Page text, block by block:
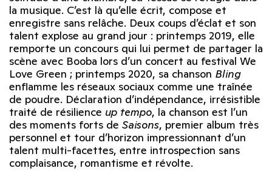
la musique. C’est là qu’elle écrit, compose et
enregistre sans relâche. Deux coups d’éclat et son
talent explose au grand jour : printemps 2019, elle
remporte un concours qui lui permet de partager la
scène avec Booba lors d’un concert au festival We
Love Green ; printemps 2020, sa chanson Bling
enflamme les réseaux sociaux comme une traînée
de poudre. Déclaration d’indépendance, irrésistible
traité de résilience up tempo, la chanson est l’un
des moments forts de Saisons, premier album très
personnel et tour d’horizon impressionnant d’un
talent multi-facettes, entre introspection sans
complaisance, romantisme et révolte.